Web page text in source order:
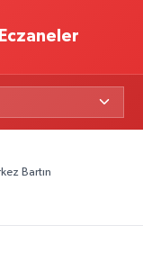
Bartın